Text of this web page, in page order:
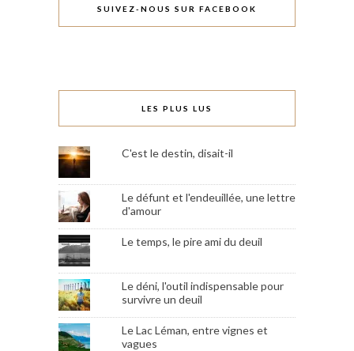
SUIVEZ-NOUS SUR FACEBOOK
LES PLUS LUS
C'est le destin, disait-il
Le défunt et l'endeuillée, une lettre
d'amour
Le temps, le pire ami du deuil
Le déni, l'outil indispensable pour
survivre un deuil
Le Lac Léman, entre vignes et
vagues